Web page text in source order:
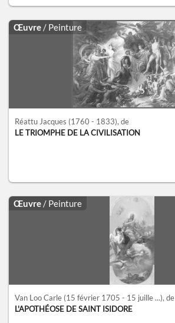
Œuvre / Peinture
Réattu Jacques (1760 - 1833), de
LE TRIOMPHE DE LA CIVILISATION
Œuvre / Peinture
Van Loo Carle (15 février 1705 - 15 juille ...), de
L'APOTHÉOSE DE SAINT ISIDORE